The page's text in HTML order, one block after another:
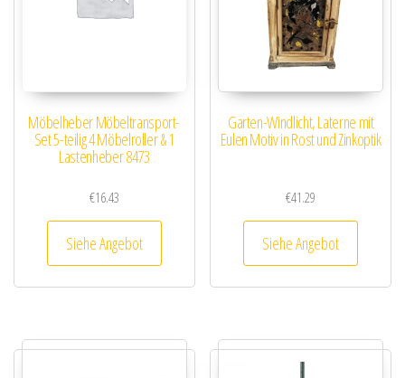
Möbelheber Möbeltransport-
Set 5-teilig 4 Möbelroller & 1
Lastenheber 8473
€16.43
Siehe Angebot
Garten-Windlicht, Laterne mit
Eulen Motiv in Rost und Zinkoptik
€41.29
Siehe Angebot